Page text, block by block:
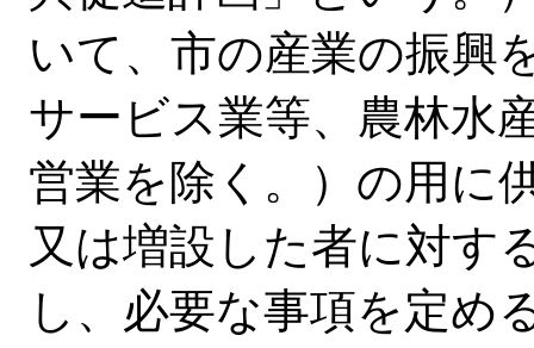
いて、市の産業の振興
サービス業等、農林水
営業を除く。）の用に
又は増設した者に対す
し、必要な事項を定め